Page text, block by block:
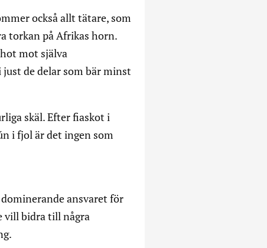
också allt tätare, som
torkan på Afrikas horn.
mot själva
de delar som bär minst
skäl. Efter fiaskot i
i fjol är det ingen som
ansvaret för
vill bidra till några